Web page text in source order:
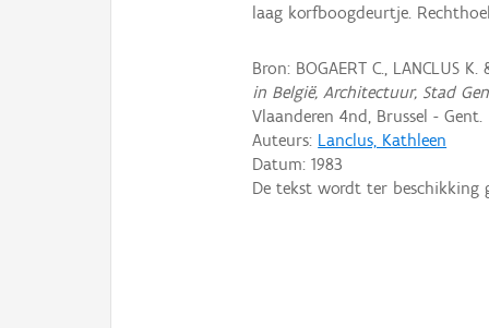
laag korfboogdeurtje.
Bron: BOGAERT C., LANCLUS K.
in België, Architectuur, Stad
Vlaanderen 4nd, Brussel - Gent.
Auteurs: Lanclus, Kathleen
Datum:1983
De tekst wordt ter beschikking